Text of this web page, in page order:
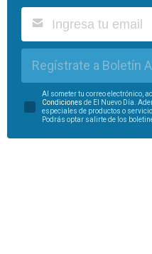
Regístrate a Boletín
Al someter tu correo electrónico,
Condiciones de El Nuevo Día.
especiales de productos o
Podrás optar salirte de los